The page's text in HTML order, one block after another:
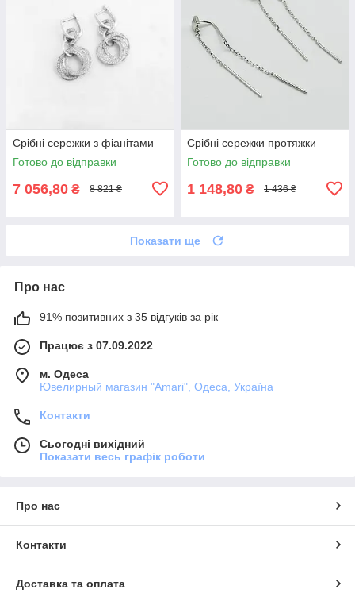
Срібні сережки з фіанітами
Готово до відправки
7 056,80 ₴ 8 821 ₴
Срібні сережки протяжки
Готово до відправки
1 148,80 ₴ 1 436 ₴
Показати ще
Про нас
91% позитивних з 35 відгуків за рік
Працює з 07.09.2022
м. Одеса
Ювелирный магазин "Amari", Одеса, Україна
Контакти
Сьогодні вихідний
Показати весь графік роботи
Про нас
Контакти
Доставка та оплата